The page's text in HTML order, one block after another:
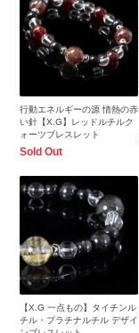
行動エネルギーの源 情熱の赤
い針【X.G】レッドルチルク
ォーツブレスレット
Sold Out
【X.G 一点もの】タイチンル
チル・プラチナルチル デザイ